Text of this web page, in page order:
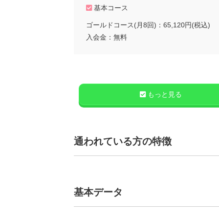
基本コース
ゴールドコース(月8回)：65,120円(税込)
入会金：無料
もっと見る
通われている方の特徴
基本データ